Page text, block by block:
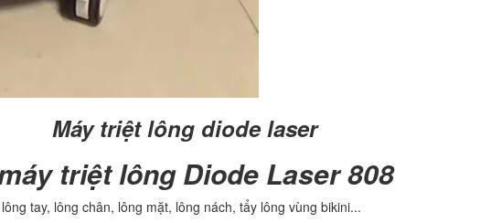
Máy triệt lông diode laser
triệt lông Diode Laser 808
tay, lông chân, lông mặt, lông nách, tẩy lông vùng bikini...